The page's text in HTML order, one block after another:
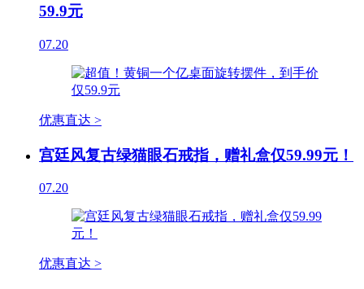
59.9元
07.20
优惠直达 >
宫廷风复古绿猫眼石戒指，赠礼盒仅59.99元！
07.20
优惠直达 >